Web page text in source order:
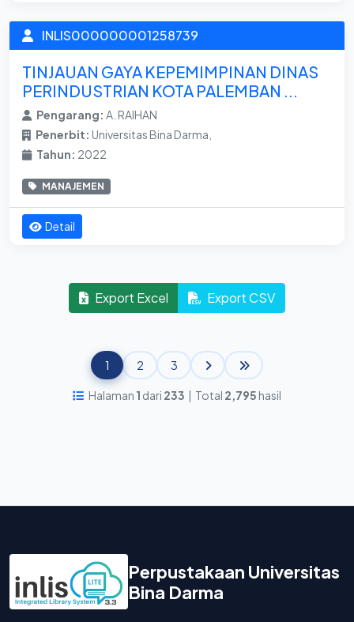
INLIS000000001258739
TINJAUAN GAYA KEPEMIMPINAN DINAS
PERINDUSTRIAN KOTA PALEMBAN ...
Pengarang: A. RAIHAN
Penerbit: Universitas Bina Darma,
Tahun: 2022
MANAJEMEN
Detail
Export Excel Export CSV
1 2 3
Halaman 1 dari 233 | Total 2,795 hasil
Perpustakaan Universitas
Bina Darma